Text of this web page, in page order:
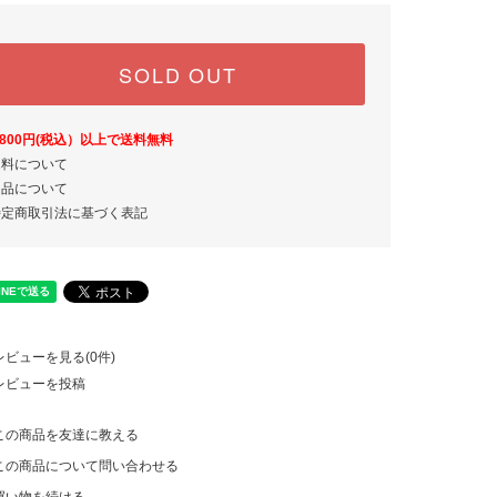
SOLD OUT
円(税込）以上で送料無料
について
について
商取引法に基づく表記
ビューを見る(0件)
ビューを投稿
の商品を友達に教える
の商品について問い合わせる